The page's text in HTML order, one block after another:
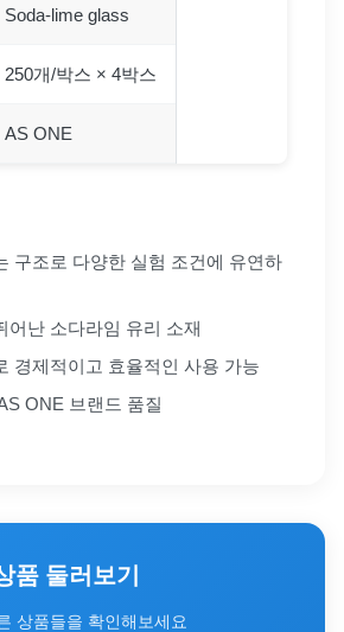
Soda-lime glass
250개/박스 × 4박스
AS ONE
구조로 다양한 실험 조건에 유연하
어난 소다라임 유리 소재
경제적이고 효율적인 사용 가능
ONE 브랜드 품질
품 둘러보기
상품들을 확인해보세요